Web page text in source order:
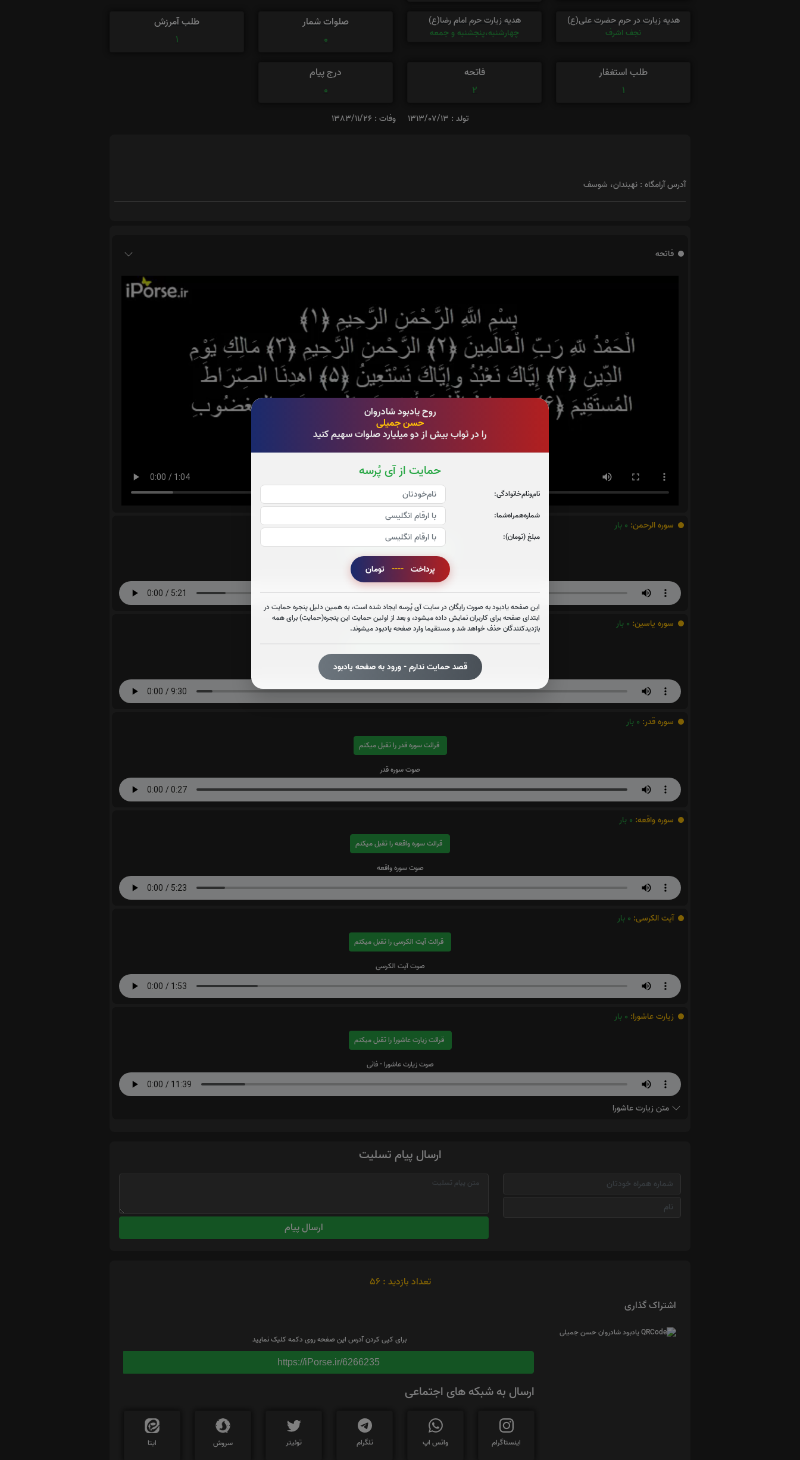
روح یادبود شادروان
حسن جمیلی
را در ثواب بیش از دو میلیارد صلوات سهیم کنید
حمایت از آی پُرسه
نام‌و‌نام‌خانوادگی:
شماره‌همراه‌شما:
مبلغ (تومان):
پرداخت ---- تومان
این صفحه یادبود به صورت رایگان در سایت آی پُرسه ایجاد شده است، به همین دلیل پنجره حمایت در
ابتدای صفحه برای کاربران نمایش داده میشود، و بعد از اولین حمایت این پنجره(حمایت) برای همه
بازدیدکنندگان حذف خواهد شد و مستقیما وارد صفحه یادبود میشوند.
قصد حمایت ندارم - ورود به صفحه یادبود
هدیه زیارت در حرم حضرت علی(ع)
نجف اشرف
هدیه زیارت حرم امام رضا(ع)
چهارشنبه،پنجشنبه و جمعه
صلوات شمار
0
طلب آمرزش
1
طلب استغفار
1
فاتحه
2
درج پیام
0
تولد : 1313/07/13 وفات : 1383/11/26
آدرس آرامگاه : نهبندان، شوسف
فاتحه
سوره الرحمن: 0 بار
قرائت سوره الرحمن را تقبل میکنم
صوت سوره الرحمن
سوره یاسین: 0 بار
قرائت سوره یاسین را تقبل میکنم
صوت سوره یاسین
سوره قدر: 0 بار
قرائت سوره قدر را تقبل میکنم
صوت سوره قدر
سوره واقعه: 0 بار
قرائت سوره واقعه را تقبل میکنم
صوت سوره واقعه
آیت الکرسی: 0 بار
قرائت آیت الکرسی را تقبل میکنم
صوت آیت الکرسی
زیارت عاشورا: 0 بار
قرائت زیارت عاشورا را تقبل میکنم
صوت زیارت عاشورا - فانی
متن زیارت عاشورا
ارسال پیام تسلیت
ارسال پیام
تعداد بازدید : 56
اشتراک گذاری
برای کپی کردن آدرس این صفحه روی دکمه کلیک نمایید
https://iPorse.ir/6266235
ارسال به شبکه های اجتماعی
اینستاگرام واتس اپ تلگرام توئیتر سروش ایتا